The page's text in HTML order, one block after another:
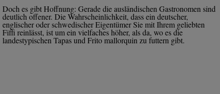
Doch es gibt Hoffnung: Gerade die ausländischen Gastronomen sind
deutlich offener. Die Wahrscheinlichkeit, dass ein deutscher,
englischer oder schwedischer Eigentümer Sie mit Ihrem geliebten
Fiffi reinlässt, ist um ein vielfaches höher, als da, wo es die
landestypischen Tapas und Frito mallorquin zu futtern gibt.